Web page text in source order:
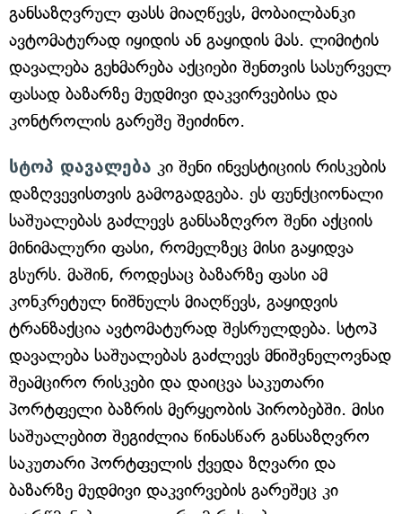
განსაზღვრულ ფასს მიაღწევს, მობაილბანკი
ავტომატურად იყიდის ან გაყიდის მას. ლიმიტის
დავალება გეხმარება აქციები შენთვის სასურველ
ფასად ბაზარზე მუდმივი დაკვირვებისა და
კონტროლის გარეშე შეიძინო.
სტოპ დავალება კი შენი ინვესტიციის რისკების
დაზღვევისთვის გამოგადგება. ეს ფუნქციონალი
საშუალებას გაძლევს განსაზღვრო შენი აქციის
მინიმალური ფასი, რომელზეც მისი გაყიდვა
გსურს. მაშინ, როდესაც ბაზარზე ფასი ამ
კონკრეტულ ნიშნულს მიაღწევს, გაყიდვის
ტრანზაქცია ავტომატურად შესრულდება. სტოპ
დავალება საშუალებას გაძლევს მნიშვნელოვნად
შეამცირო რისკები და დაიცვა საკუთარი
პორტფელი ბაზრის მერყეობის პირობებში. მისი
საშუალებით შეგიძლია წინასწარ განსაზღვრო
საკუთარი პორტფელის ქვედა ზღვარი და
ბაზარზე მუდმივი დაკვირვების გარეშეც კი